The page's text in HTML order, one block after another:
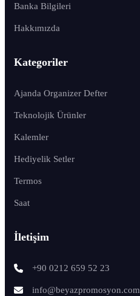
Banka Bilgileri
Hakkımızda
Kategoriler
Ajanda Organizer Defter
Teknolojik Ürünler
Kalemler
Hediyelik Setler
Termos
Saat
İletişim
+90 0212 659 52 23
info@beyazpromosyon.com